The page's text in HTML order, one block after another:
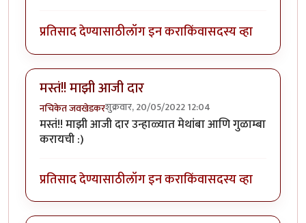
प्रतिसाद देण्यासाठीलॉग इन कराकिंवासदस्य व्हा
मस्तं!! माझी आजी दार
नचिकेत जवखेडकरशुक्रवार, 20/05/2022 12:04
मस्तं!! माझी आजी दार उन्हाळ्यात मेथांबा आणि गुळाम्बा
करायची :)
प्रतिसाद देण्यासाठीलॉग इन कराकिंवासदस्य व्हा